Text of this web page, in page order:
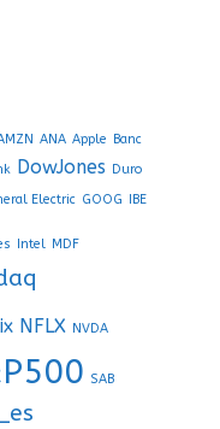
ANA Apple Banc
DowJones Duro
Electric GOOG IBE
Intel MDF
NFLX NVDA
SAB